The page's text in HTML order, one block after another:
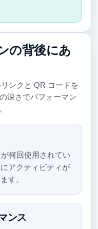
の背後にあ
ンクと QR コードを
深さでパフォーマン
何回使用されてい
アクティビティが
す。
ンス